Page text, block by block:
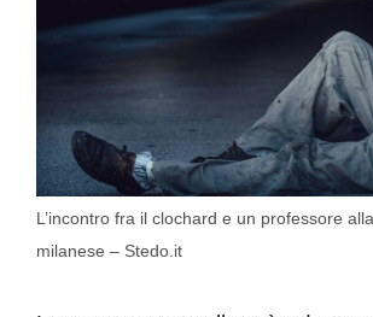
L’incontro fra il clochard e un professore
milanese – Stedo.it